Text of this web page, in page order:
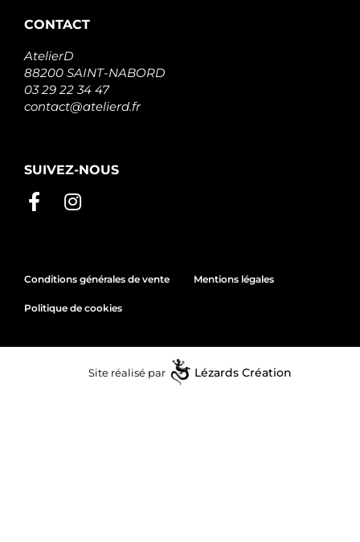
CONTACT
AtelierD
88200 SAINT-NABORD
03 29 22 34 47
contact@atelierd.fr
SUIVEZ-NOUS
Conditions générales de vente Mentions légales
Politique de cookies
Site réalisé par Lézards Création